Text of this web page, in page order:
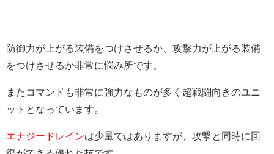
防御力が上がる装備をつけさせるか、攻撃力が上がる装備
をつけさせるか非常に悩み所です。
またコマンドも非常に強力なものが多く超戦闘向きのユニ
ットとなっています。
エナジードレインは少量ではありますが、攻撃と同時に回